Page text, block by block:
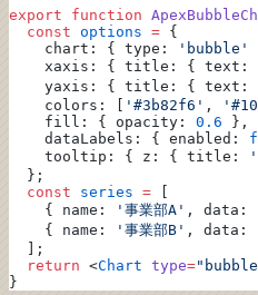
export function
  const
options = {
    chart: { type:
'bubble'
    xaxis: { title: { text:
    yaxis: { title: { text:
    colors: [
'#3b82f6' ,
    fill: { opacity:
0.6 },
    dataLabels: { enabled:
    tooltip: { z: { title:
'
  };
  const
series =
    { name:
'事業部A' , data:
    { name:
'事業部B' , data:
  ];
  return
<Chart type=
}